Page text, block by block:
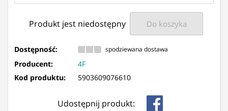
Produkt jest niedostępny Do koszyka
Dostępność: spodziewana dostawa
Producent:
4F
Kod produktu:
5903609076610
Udostępnij produkt: